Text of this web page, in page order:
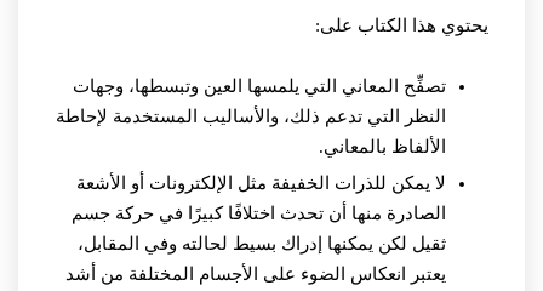
يحتوي هذا الكتاب على:
تصفِّح المعاني التي يلمسها العين وتبسطها، وجهات
النظر التي تدعم ذلك، والأساليب المستخدمة لإحاطة
الألفاظ بالمعاني.
لا يمكن للذرات الخفيفة مثل الإلكترونات أو الأشعة
الصادرة منها أن تحدث اختلافًا كبيرًا في حركة جسم
ثقيل لكن يمكنها إدراك بسيط لحالته وفي المقابل،
يعتبر انعكاس الضوء على الأجسام المختلفة من أشد